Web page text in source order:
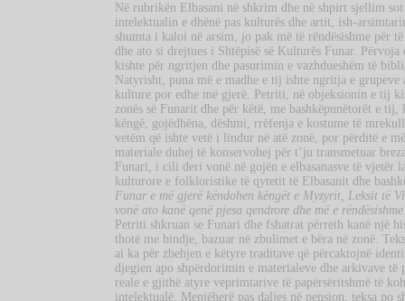
Në rubrikën Elbasani në shkrim dhe në shpirt sjellim
intelektualin e dhënë pas kulturës dhe artit, ish-
shumta i kaloi në arsim, jo pak më të rëndësishme për
dhe ato si drejtues i Shtëpisë së Kulturës Funar.
kishte për ngritjen dhe pasurimin e vazhdueshëm të
Natyrisht, puna më e madhe e tij ishte ngritja e
kulture por edhe më gjerë. Petriti, në objeksionin e
zonës së Funarit dhe për këtë, me bashkëpunëtorët e
këngë, gojëdhëna, dëshmi, rrëfenja e kostume të
vetëm që ishte vetë i lindur në atë zonë, por përditë e
materiale duhej të konservohej për t’ju transmetuar
Funari, i cili deri vonë në gojën e elbasanasve të vjetër
kulturore e folkloristike të qytetit të Elbasanit dhe
Funar e më gjerë këndohen këngët e Myzyrit, Leksit
vonë ato kanë qenë pjesa qendrore dhe më e
Petriti shkruan se Funari dhe fshatrat përreth kanë një
thotë me bindje, bazuar në zbulimet e bëra në zonë.
ai ka për zbehjen e këtyre traditave që përcaktojnë
djegien apo shpërdorimin e materialeve dhe arkivave
reale e gjithë atyre veprimtarive të papërsëritshmë të
intelektualë. Menjëherë pas daljes në pension, teksa po